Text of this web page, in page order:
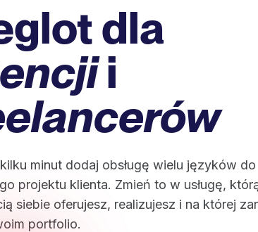
dla
i
minut dodaj obsługę wielu języków do
projektu klienta. Zmień to w usługę,
siebie oferujesz, realizujesz i na której
portfolio.